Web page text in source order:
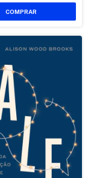
COMPRAR